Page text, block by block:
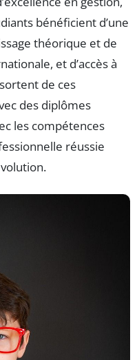
bénéficient d’une
théorique et de
et d’accès à
de ces
des diplômes
les compétences
réussie